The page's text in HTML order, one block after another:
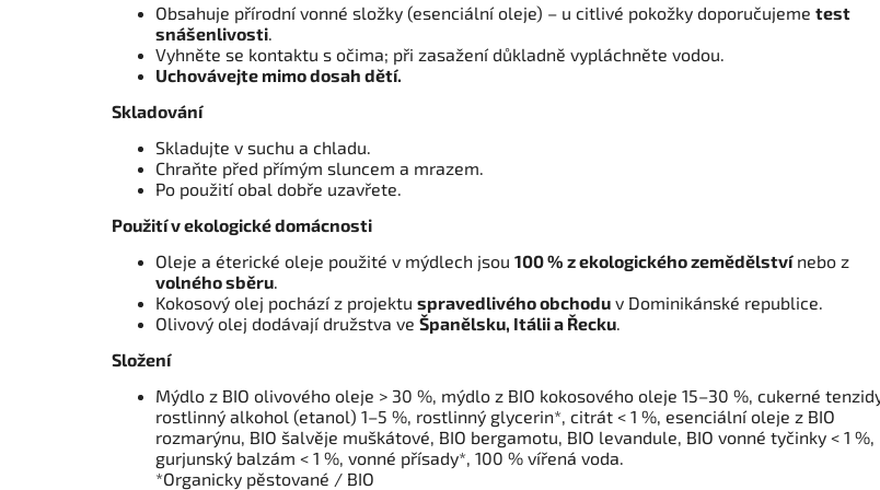
Obsahuje přírodní vonné složky (esenciální oleje) – u citlivé pokožky doporučujeme test
snášenlivosti
Vyhněte se kontaktu s očima; při zasažení důkladně vypláchněte vodou.
Uchovávejte mimo dosah dětí.
Skladování
Skladujte v suchu a chladu.
Chraňte před přímým sluncem a mrazem.
Po použití obal dobře uzavřete.
Použití v ekologické domácnosti
Oleje a éterické oleje použité v mýdlech jsou 100 % z ekologického zemědělstvínebo z
volného sběru
Kokosový olej pochází z projektu spravedlivého obchodu v Dominikánské republice.
Olivový olej dodávají družstva ve Španělsku, Itálii a Řecku
Složení
Mýdlo z BIO olivového oleje > 30 %, mýdlo z BIO kokosového oleje 15–30 %, cukerné
rostlinný alkohol (etanol) 1–5 %, rostlinný glycerin*, citrát < 1 %, esenciální oleje z BIO
rozmarýnu, BIO šalvěje muškátové, BIO bergamotu, BIO levandule, BIO vonné tyčinky < 1 %,
gurjunský balzám < 1 %, vonné přísady*, 100 % vířená voda.
*Organicky pěstované / BIO